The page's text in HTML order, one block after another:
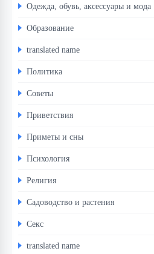
Одежда, обувь, аксессуары и мода
Образование
translated name
Политика
Советы
Приветствия
Приметы и сны
Психология
Религия
Садоводство и растения
Секс
translated name